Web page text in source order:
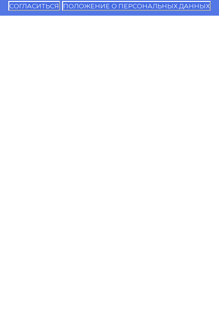
СОГЛАСИТЬСЯ ПОЛОЖЕНИЕ О ПЕРСОНАЛЬНЫХ ДАННЫХ